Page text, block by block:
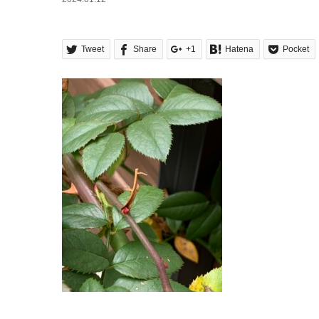
Tweet Share +1 Hatena Pocket